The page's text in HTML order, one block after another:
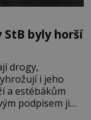
StB byly horší
drogy,
i jeho
a estébákům
podpisem jim